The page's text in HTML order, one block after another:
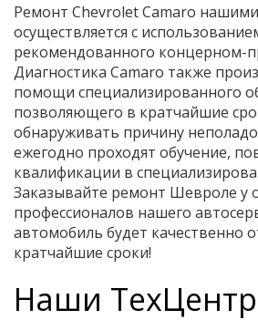
Ремонт Chevrolet Camaro
осуществляется с
рекомендованного концерном-
Диагностика Camaro также
помощи специализированного
позволяющего в кратчайшие
обнаруживать причину
ежегодно проходят обучение,
квалификации в
Заказывайте ремонт Шевроле у
профессионалов нашего
автомобиль будет качественно
кратчайшие сроки!
Наши